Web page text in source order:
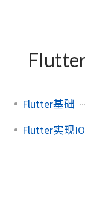
Flutter基础
Flutter实现